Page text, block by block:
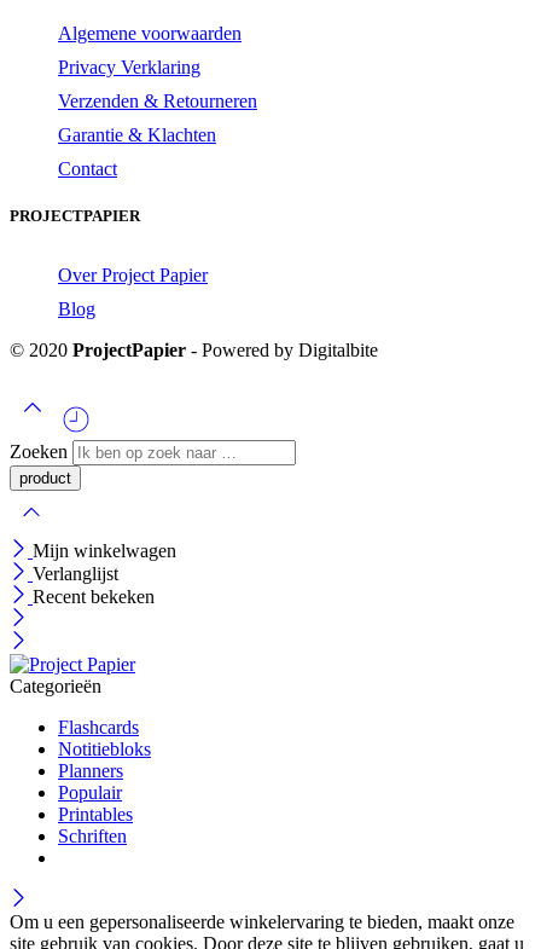
Algemene voorwaarden
Privacy Verklaring
Verzenden & Retourneren
Garantie & Klachten
Contact
PROJECTPAPIER
Over Project Papier
Blog
© 2020 ProjectPapier - Powered by Digitalbite
Zoeken
Mijn winkelwagen
Verlanglijst
Recent bekeken
Categorieën
Flashcards
Notitiebloks
Planners
Populair
Printables
Schriften
Om u een gepersonaliseerde winkelervaring te bieden, maakt onze
site gebruik van cookies. Door deze site te blijven gebruiken, gaat u